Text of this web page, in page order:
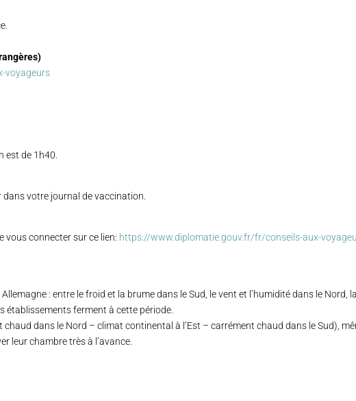
voyageurs
est de 1h40.
votre journal de vaccination.
vous connecter sur ce lien: https://www.diplomatie.gouv.fr/fr/conseils-aux-
: entre le froid et la brume dans le Sud, le vent et l’humidité dans le Nord,
établissements ferment à cette période.
dans le Nord – climat continental à l’Est – carrément chaud dans le Sud),
leur chambre très à l’avance.